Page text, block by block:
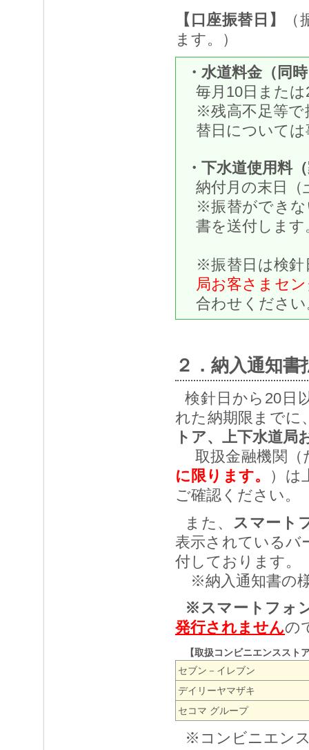
【口座振替日】
ます。）
・水道料金（同
毎月10日また
※残高不足等で
替日について
・下水道使用料
納付月の末日（
※振替ができな
書を送付します
※振替日は検針
局お客さまセ
合わせください
２．納入通知書
検針日から20日
れた納期限までに
トア、上下水道局
取扱金融機関（
に限ります。
）は
ご確認ください。
また、 スマート
表示されているバ
付しております。
※納入通知書の
※スマートフォ
発行されませんの
【取扱コンビニエンススト
セブン－イレブン
デイリーヤマザキ
セコマ グループ
※コンビニエン